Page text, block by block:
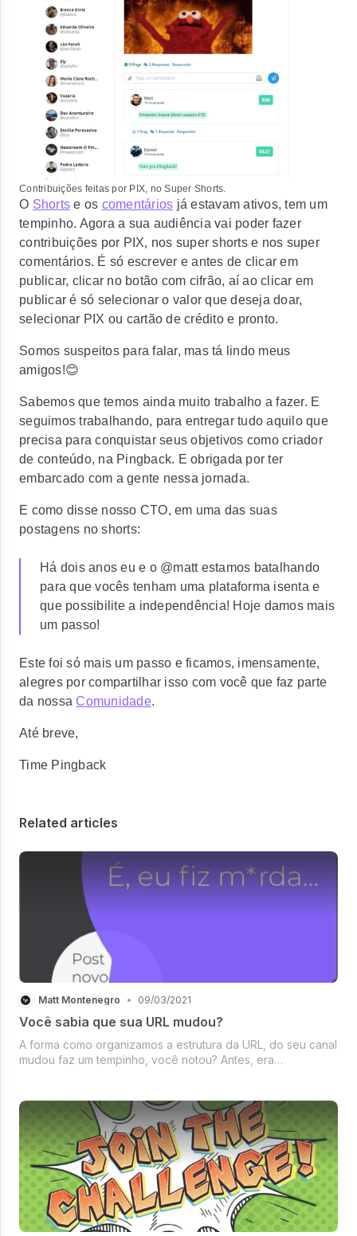
Contribuições feitas por PIX, no Super Shorts.
O Shorts e os comentários já estavam ativos, tem um
tempinho. Agora a sua audiência vai poder fazer
contribuições por PIX, nos super shorts e nos super
comentários. É só escrever e antes de clicar em
publicar, clicar no botão com cifrão, aí ao clicar em
publicar é só selecionar o valor que deseja doar,
selecionar PIX ou cartão de crédito e pronto.
Somos suspeitos para falar, mas tá lindo meus
amigos!😊
Sabemos que temos ainda muito trabalho a fazer. E
seguimos trabalhando, para entregar tudo aquilo que
precisa para conquistar seus objetivos como criador
de conteúdo, na Pingback. E obrigada por ter
embarcado com a gente nessa jornada.
E como disse nosso CTO, em uma das suas
postagens no shorts:
Há dois anos eu e o @matt estamos batalhando
para que vocês tenham uma plataforma isenta e
que possibilite a independência! Hoje damos mais
um passo!
Este foi só mais um passo e ficamos, imensamente,
alegres por compartilhar isso com você que faz parte
da nossaComunidade.
Até breve,
Time Pingback
Related articles
Matt Montenegro • 09/03/2021
Você sabia que sua URL mudou?
A forma como organizamos a estrutura da URL, do seu canal
mudou faz um tempinho, você notou? Antes, era